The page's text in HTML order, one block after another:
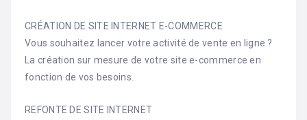
CRÉATION DE SITE INTERNET E-COMMERCE
Vous souhaitez lancer votre activité de vente en ligne ?
La création sur mesure de votre site e-commerce en
fonction de vos besoins.
REFONTE DE SITE INTERNET